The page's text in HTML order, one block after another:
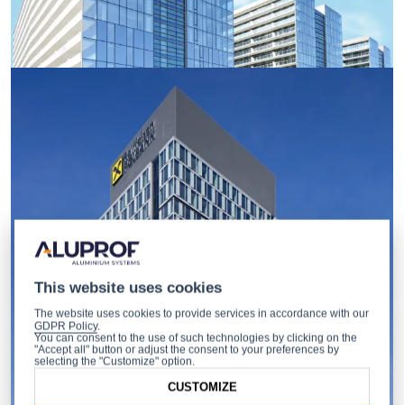
This website uses cookies
The website uses cookies to provide services in accordance with our
GDPR Policy.
You can consent to the use of such technologies by clicking on the
"Accept all" button or adjust the consent to your preferences by
selecting the "Customize" option.
CUSTOMIZE